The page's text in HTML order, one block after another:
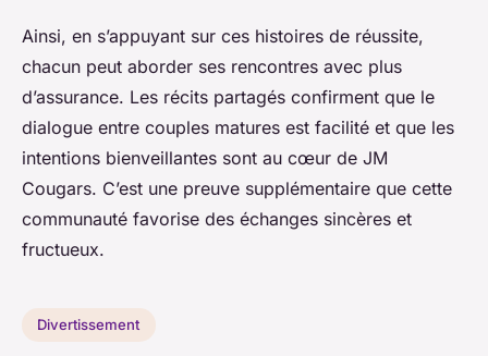
Ainsi, en s’appuyant sur ces histoires de réussite,
chacun peut aborder ses rencontres avec plus
d’assurance. Les récits partagés confirment que le
dialogue entre couples matures est facilité et que les
intentions bienveillantes sont au cœur de JM
Cougars. C’est une preuve supplémentaire que cette
communauté favorise des échanges sincères et
fructueux.
Divertissement